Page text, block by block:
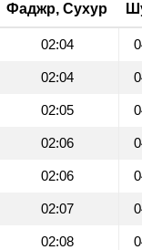
Фаджр, Сухур
02:04
02:04
02:05
02:06
02:06
02:07
02:08